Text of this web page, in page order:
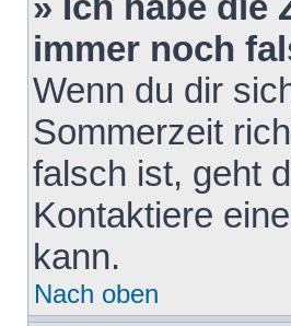
immer noch
Wenn du dir
Sommerzeit
falsch ist, geht
Kontaktiere
kann.
Nach oben